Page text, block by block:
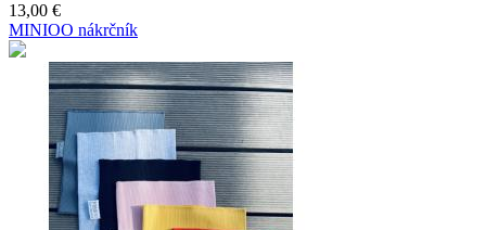
13,00 €
MINIOO nákrčník